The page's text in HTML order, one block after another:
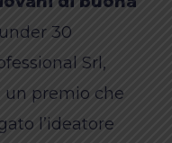
30
Srl,
un premio che
l’ideatore